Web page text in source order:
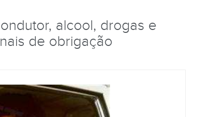
alcool, drogas e
de obrigação